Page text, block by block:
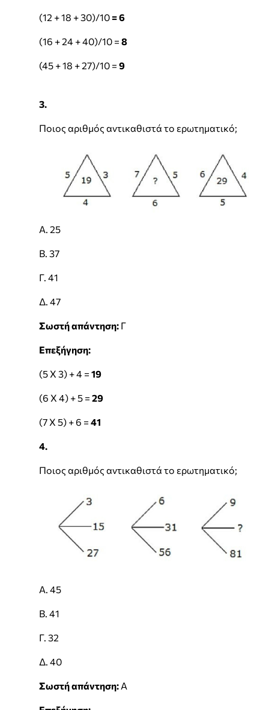
(12 + 18 + 30)/10 = 6
(16 + 24 + 40)/10 = 8
(45 + 18 + 27)/10 = 9
3.
Ποιος αριθμός αντικαθιστά το ερωτηματικό;
Α. 25
Β. 37
Γ. 41
Δ. 47
Σωστή απάντηση: Γ
Επεξήγηση:
(5 Χ 3) + 4 = 19
(6 Χ 4) + 5 = 29
(7 Χ 5) + 6 = 41
4.
Ποιος αριθμός αντικαθιστά το ερωτηματικό;
Α. 45
Β. 41
Γ. 32
Δ. 40
Σωστή απάντηση: Α